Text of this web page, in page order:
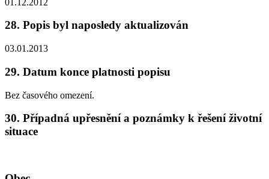
28. Popis byl naposledy aktualizován
03.01.2013
29. Datum konce platnosti popisu
Bez časového omezení.
30. Případná upřesnění a poznámky k řešení životní
situace